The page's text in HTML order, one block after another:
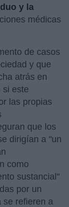
y la
médicas
de casos
y que
atrás en
si este
las propias
que los
dirigían a "un
como
sustancial"
por un
se refieren a